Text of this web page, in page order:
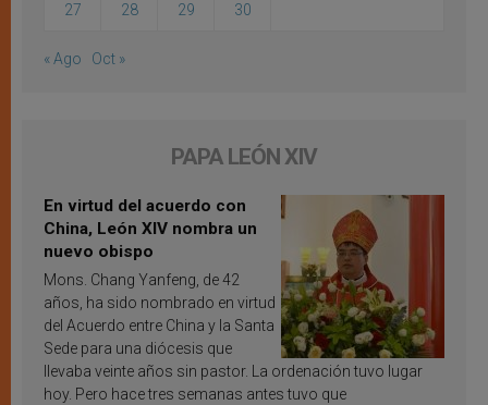
27 28 29 30
« Ago Oct »
PAPA LEÓN XIV
En virtud del acuerdo con
China, León XIV nombra un
nuevo obispo
Mons. Chang Yanfeng, de 42
años, ha sido nombrado en virtud
del Acuerdo entre China y la Santa
Sede para una diócesis que
llevaba veinte años sin pastor. La ordenación tuvo lugar
hoy. Pero hace tres semanas antes tuvo que